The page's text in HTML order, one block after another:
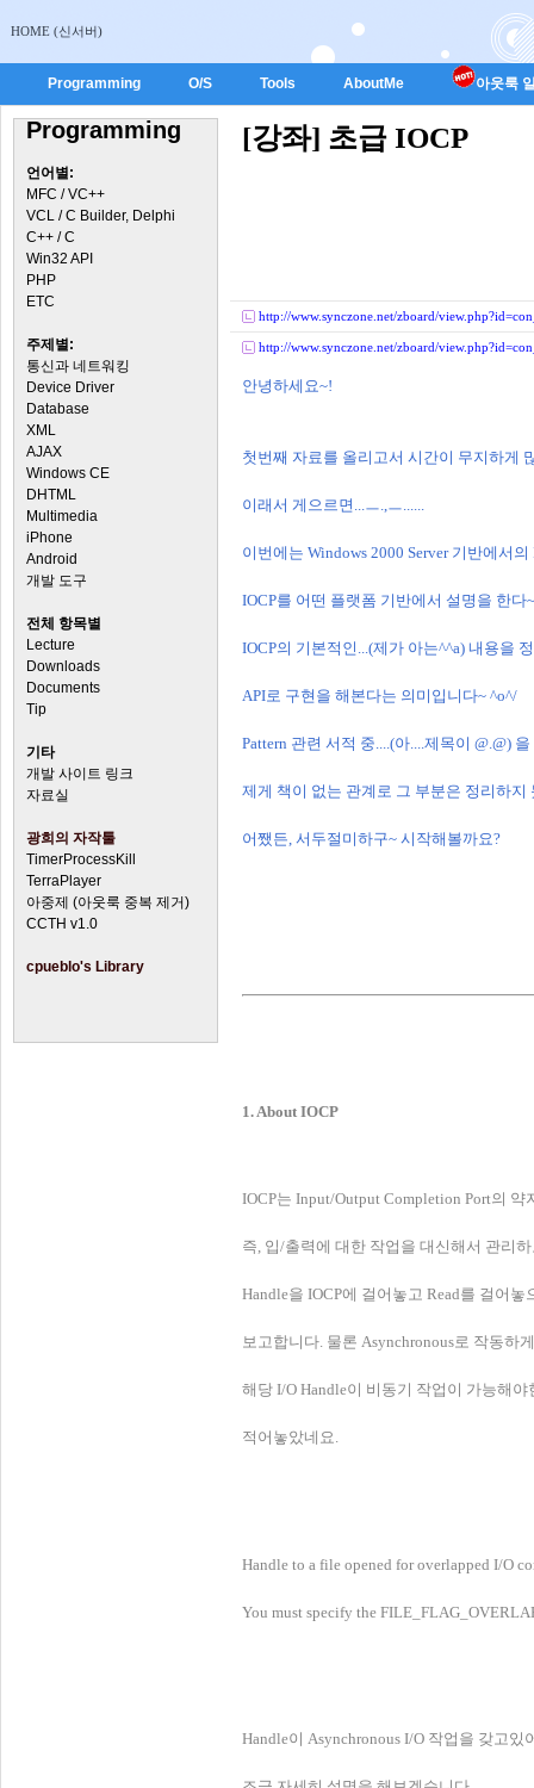
HOME (신서버)
Programming O/S Tools AboutMe 아웃룩
Programming
언어별:
MFC / VC++
VCL / C Builder, Delphi
C++ / C
Win32 API
PHP
ETC
주제별:
통신과 네트워킹
Device Driver
Database
XML
AJAX
Windows CE
DHTML
Multimedia
iPhone
Android
개발 도구
전체 항목별
Lecture
Downloads
Documents
Tip
기타
개발 사이트 링크
자료실
광희의 자작툴
TimerProcessKill
TerraPlayer
아중제 (아웃룩 중복 제거)
CCTH v1.0
cpueblo's Library
[강좌] 초급 IOCP
http://www.synczone.net/zboard/
http://www.synczone.net/zboard/
안녕하세요~!
첫번째 자료를 올리고서 시간이 무지하게
이래서 게으르면...ㅡ.,ㅡ......
이번에는 Windows 2000 Server 기반에서
IOCP를 어떤 플랫폼 기반에서 설명을 한다
IOCP의 기본적인...(제가 아는^^a) 내용을
API로 구현을 해본다는 의미입니다~ ^o^/
Pattern 관련 서적 중....(아....제목이 @.@)
제게 책이 없는 관계로 그 부분은 정리하지
어쨌든, 서두절미하구~ 시작해볼까요?
1. About IOCP
IOCP는 Input/Output Completion Port의
즉, 입/출력에 대한 작업을 대신해서 관리
Handle을 IOCP에 걸어놓고 Read를 걸어
보고합니다. 물론 Asynchronous로 작동하
해당 I/O Handle이 비동기 작업이 가능해
적어놓았네요.
Handle to a file opened for overlapped I/O
You must specify the
Handle이 Asynchronous I/O 작업을 갖고있